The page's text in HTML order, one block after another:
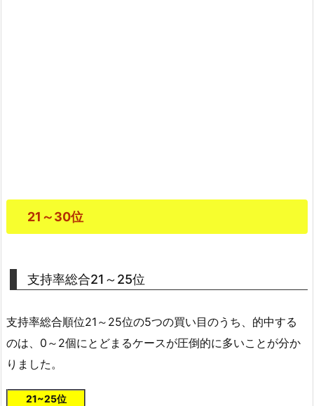
21～30位
支持率総合21～25位
支持率総合順位21～25位の5つの買い目のうち、的中する
のは、0～2個にとどまるケースが圧倒的に多いことが分か
りました。
21~25位